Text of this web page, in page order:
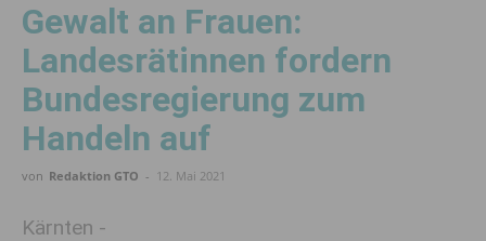
Gewalt an Frauen:
Landesrätinnen fordern
Bundesregierung zum
Handeln auf
von Redaktion GTO - 12. Mai 2021
Kärnten -